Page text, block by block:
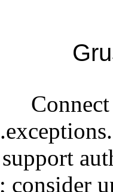
consider